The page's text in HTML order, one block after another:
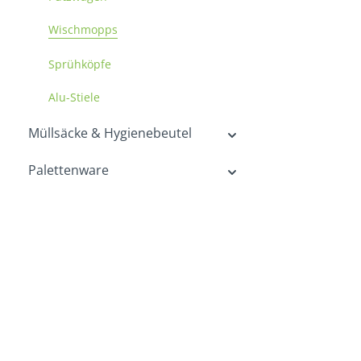
Wischmopps
Sprühköpfe
Alu-Stiele
Müllsäcke & Hygienebeutel
Palettenware